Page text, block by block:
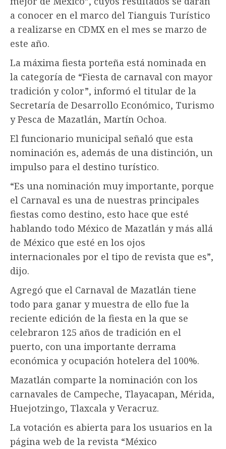
a conocer en el marco del Tianguis Turístico
a realizarse en CDMX en el mes se marzo de
este año.
La máxima fiesta porteña está nominada en
la categoría de “Fiesta de carnaval con mayor
tradición y color”, informó el titular de la
Secretaría de Desarrollo Económico, Turismo
y Pesca de Mazatlán, Martín Ochoa.
El funcionario municipal señaló que esta
nominación es, además de una distinción, un
impulso para el destino turístico.
“Es una nominación muy importante, porque
el Carnaval es una de nuestras principales
fiestas como destino, esto hace que esté
hablando todo México de Mazatlán y más allá
de México que esté en los ojos
internacionales por el tipo de revista que es”,
dijo.
Agregó que el Carnaval de Mazatlán tiene
todo para ganar y muestra de ello fue la
reciente edición de la fiesta en la que se
celebraron 125 años de tradición en el
puerto, con una importante derrama
económica y ocupación hotelera del 100%.
Mazatlán comparte la nominación con los
carnavales de Campeche, Tlayacapan, Mérida,
Huejotzingo, Tlaxcala y Veracruz.
La votación es abierta para los usuarios en la
página web de la revista “México